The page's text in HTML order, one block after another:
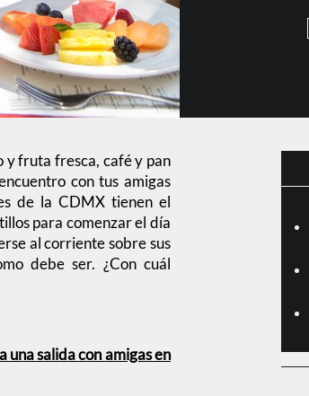
y fruta fresca, café y pan
con tus amigas
de la CDMX tienen el
para comenzar el día
al corriente sobre sus
debe ser. ¿Con cuál
salida con amigas en